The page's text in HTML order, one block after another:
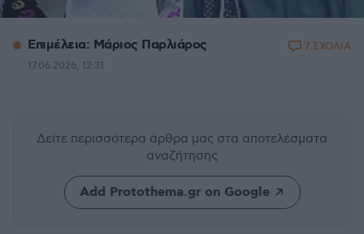
Επιμέλεια: Μάριος Παρλιάρος
17.06.2026, 12:31
7 ΣΧΟΛΙΑ
Δείτε περισσότερα άρθρα μας στα αποτελέσματα
αναζήτησης
Add Protothema.gr on Google